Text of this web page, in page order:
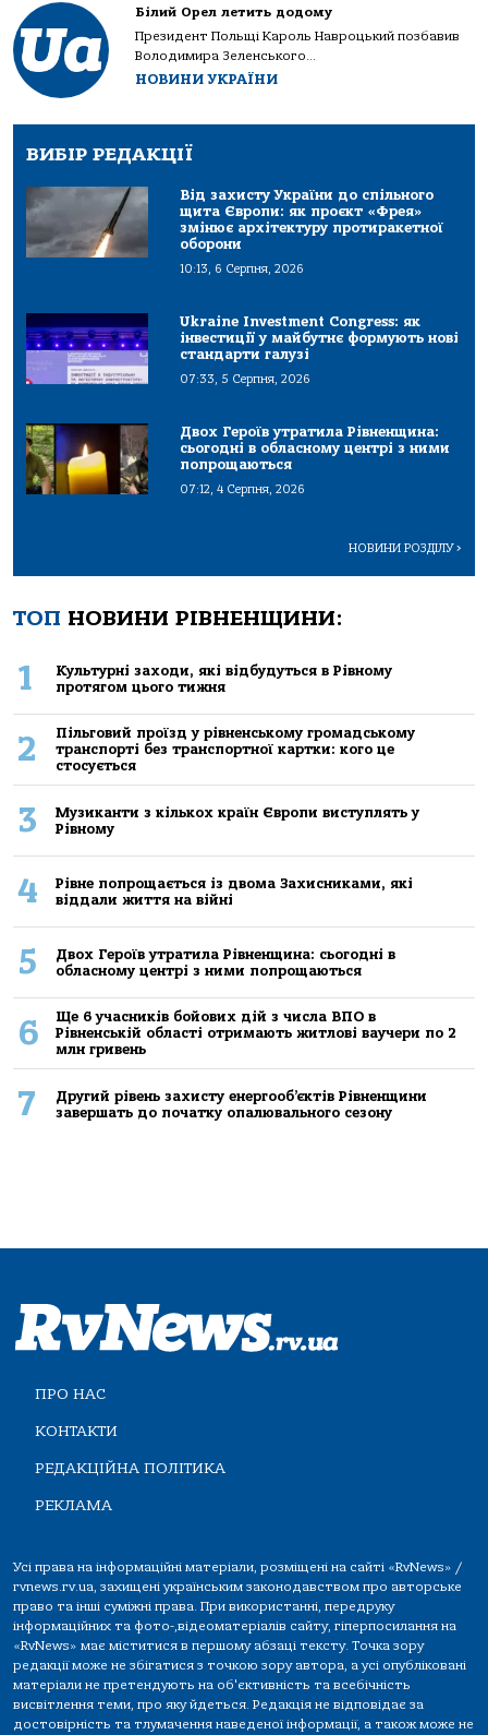
Білий Орел летить додому
Президент Польщі Кароль Навроцький позбавив
Володимира Зеленського...
НОВИНИ УКРАЇНИ
ВИБІР РЕДАКЦІЇ
Від захисту України до спільного
щита Європи: як проєкт «Фрея»
змінює архітектуру протиракетної
оборони
10:13, 6 Серпня, 2026
Ukraine Investment Congress: як
інвестиції у майбутнє формують нові
стандарти галузі
07:33, 5 Серпня, 2026
Двох Героїв утратила Рівненщина:
сьогодні в обласному центрі з ними
попрощаються
07:12, 4 Серпня, 2026
НОВИНИ РОЗДІЛУ>
ТОП НОВИНИ РІВНЕНЩИНИ:
1
Культурні заходи, які відбудуться в Рівному
протягом цього тижня
2
Пільговий проїзд у рівненському громадському
транспорті без транспортної картки: кого це
стосується
3
Музиканти з кількох країн Європи виступлять у
Рівному
4
Рівне попрощається із двома Захисниками, які
віддали життя на війні
5
Двох Героїв утратила Рівненщина: сьогодні в
обласному центрі з ними попрощаються
6
Ще 6 учасників бойових дій з числа ВПО в
Рівненській області отримають житлові ваучери по 2
млн гривень
7
Другий рівень захисту енергооб’єктів Рівненщини
завершать до початку опалювального сезону
ПРО НАС
КОНТАКТИ
РЕДАКЦІЙНА ПОЛІТИКА
РЕКЛАМА
Усі права на інформаційні матеріали, розміщені на сайті «RvNews» /
rvnews.rv.ua, захищені українським законодавством про авторське
право та інші суміжні права. При використанні, передруку
інформаційних та фото-,відеоматеріалів сайту, гіперпосилання на
«RvNews» має міститися в першому абзаці тексту. Точка зору
редакції може не збігатися з точкою зору автора, а усі опубліковані
матеріали не претендують на об'єктивність та всебічність
висвітлення теми, про яку йдеться. Редакція не відповідає за
достовірність та тлумачення наведеної інформації, а також може не